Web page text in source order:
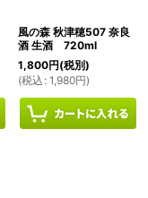
風の森 秋津穂507 奈良
酒 生酒 720ml
1,800円(税別)
(税込 : 1,980円)